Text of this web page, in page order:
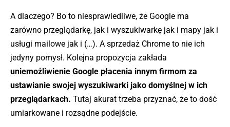
A dlaczego? Bo to niesprawiedliwe, że Google ma
zarówno przeglądarkę, jak i wyszukiwarkę jak i mapy jak i
usługi mailowe jak i (…). A sprzedaż Chrome to nie ich
jedyny pomysł. Kolejna propozycja zakłada
uniemożliwienie Google płacenia innym firmom za
ustawianie swojej wyszukiwarki jako domyślnej w ich
przeglądarkach. Tutaj akurat trzeba przyznać, że to dość
umiarkowane i rozsądne podejście.